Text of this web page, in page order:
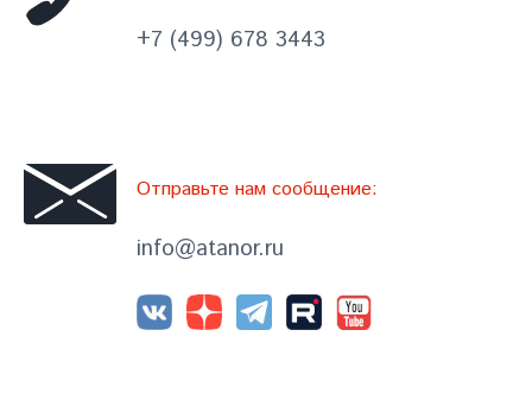
+7 (499) 678 3443
Отправьте нам сообщение:
info@atanor.ru